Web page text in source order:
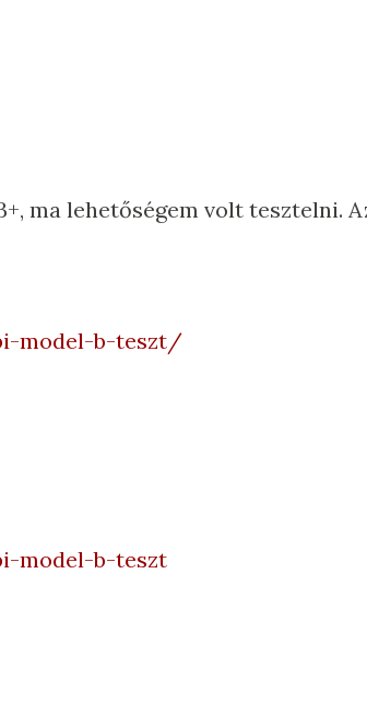
ma lehetőségem volt tesztelni.
model-b-teszt/
model-b-teszt